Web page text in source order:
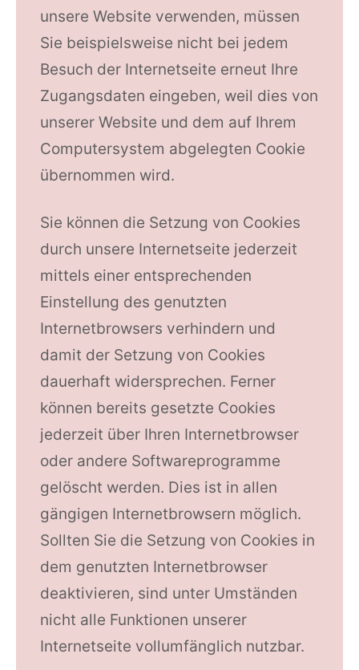
unsere Website verwenden, müssen
Sie beispielsweise nicht bei jedem
Besuch der Internetseite erneut Ihre
Zugangsdaten eingeben, weil dies von
unserer Website und dem auf Ihrem
Computersystem abgelegten Cookie
übernommen wird.
Sie können die Setzung von Cookies
durch unsere Internetseite jederzeit
mittels einer entsprechenden
Einstellung des genutzten
Internetbrowsers verhindern und
damit der Setzung von Cookies
dauerhaft widersprechen. Ferner
können bereits gesetzte Cookies
jederzeit über Ihren Internetbrowser
oder andere Softwareprogramme
gelöscht werden. Dies ist in allen
gängigen Internetbrowsern möglich.
Sollten Sie die Setzung von Cookies in
dem genutzten Internetbrowser
deaktivieren, sind unter Umständen
nicht alle Funktionen unserer
Internetseite vollumfänglich nutzbar.